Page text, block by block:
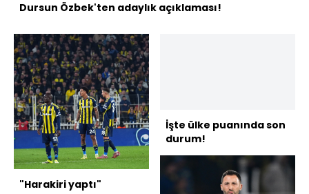
Dursun Özbek'ten adaylık açıklaması!
"Harakiri yaptı"
İşte ülke puanında son
durum!